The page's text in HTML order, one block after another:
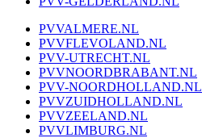
PVVALMERE.NL
PVVFLEVOLAND.NL
PVV-UTRECHT.NL
PVVNOORDBRABANT.NL
PVV-NOORDHOLLAND.NL
PVVZUIDHOLLAND.NL
PVVZEELAND.NL
PVVLIMBURG.NL